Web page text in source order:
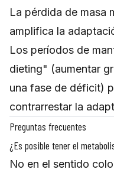
La pérdida de masa
amplifica la
Los períodos de
dieting" (aumentar
una fase de déficit)
contrarrestar la
Preguntas frecuentes
¿Es posible tener el
No en el sentido